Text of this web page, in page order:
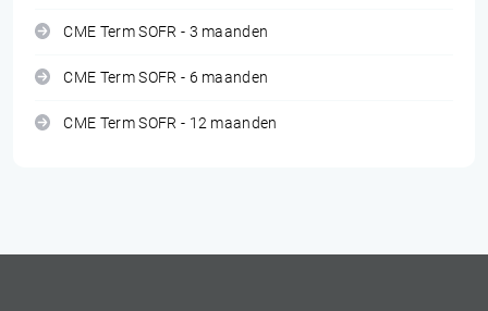
CME Term SOFR - 3 maanden
CME Term SOFR - 6 maanden
CME Term SOFR - 12 maanden